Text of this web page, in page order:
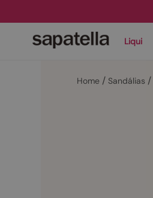
Liqui
Sandálias